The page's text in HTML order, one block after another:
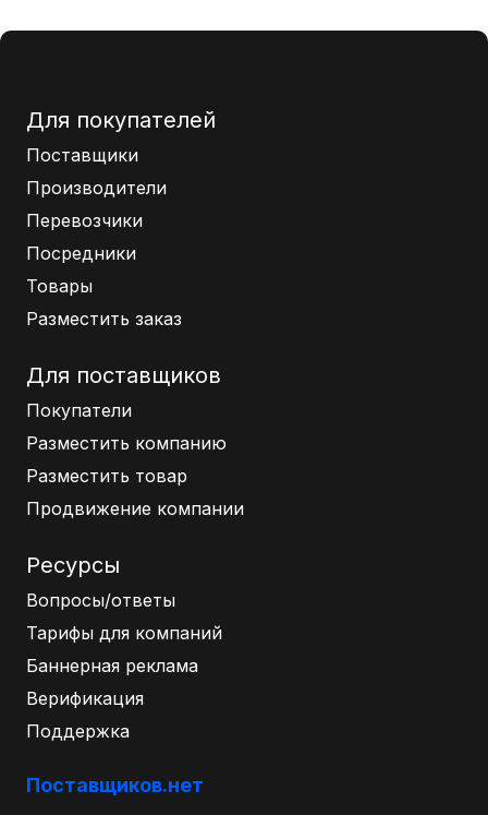
Для покупателей
Поставщики
Производители
Перевозчики
Посредники
Товары
Разместить заказ
Для поставщиков
Покупатели
Разместить компанию
Разместить товар
Продвижение компании
Ресурсы
Вопросы/ответы
Тарифы для компаний
Баннерная реклама
Верификация
Поддержка
Поставщиков.нет